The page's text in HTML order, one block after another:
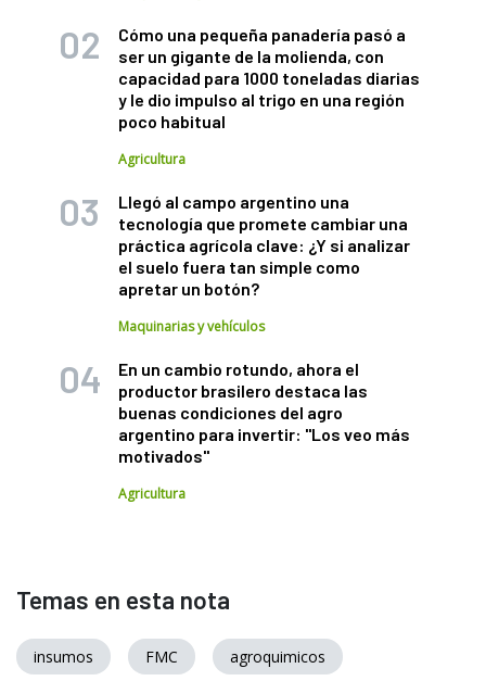
Cómo una pequeña panadería pasó a
ser un gigante de la molienda, con
capacidad para 1000 toneladas diarias
y le dio impulso al trigo en una región
poco habitual
Agricultura
Llegó al campo argentino una
tecnología que promete cambiar una
práctica agrícola clave: ¿Y si analizar
el suelo fuera tan simple como
apretar un botón?
Maquinarias y vehículos
En un cambio rotundo, ahora el
productor brasilero destaca las
buenas condiciones del agro
argentino para invertir: "Los veo más
motivados"
Agricultura
Temas en esta nota
insumos FMC agroquimicos